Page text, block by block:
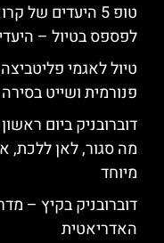
טופ 5 היעדים
לפספס בטיול –
טיול לאגמי
פנורמית ושייט בסירה
דוברובניק ביום
מה סגור, לאן ללכת,
מיוחד
דוברובניק בקיץ –
האדריאטית